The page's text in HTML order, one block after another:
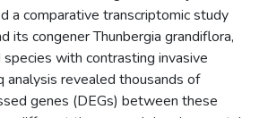
a comparative transcriptomic study
its congener Thunbergia grandiflora,
with contrasting invasive
analysis revealed thousands of
genes (DEGs) between these